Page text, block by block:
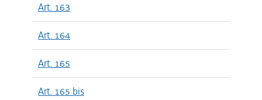
Art. 163
Art. 164
Art. 165
Art. 165 bis